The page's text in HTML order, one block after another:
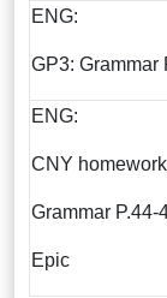
ENG:
GP3: Grammar
ENG:
CNY homework
Grammar P.44-
Epic